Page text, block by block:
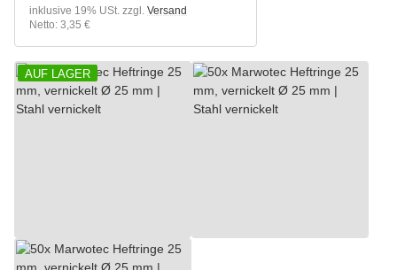
inklusive 19% USt. zzgl. Versand
Netto: 3,35 €
AUF LAGER